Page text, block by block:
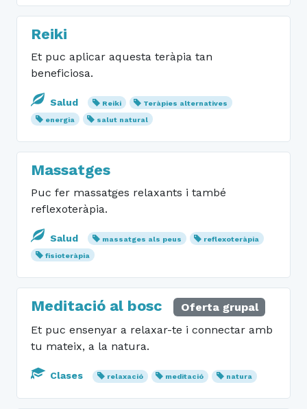
Reiki
Et puc aplicar aquesta teràpia tan
beneficiosa.
Salud Reiki
Teràpies alternatives
energia
salut natural
Massatges
Puc fer massatges relaxants i també
reflexoteràpia.
Salud massatges als peus
reflexoteràpia
fisioteràpia
Meditació al bosc
Oferta grupal
Et puc ensenyar a relaxar-te i connectar amb
tu mateix, a la natura.
Clases relaxació meditació natura